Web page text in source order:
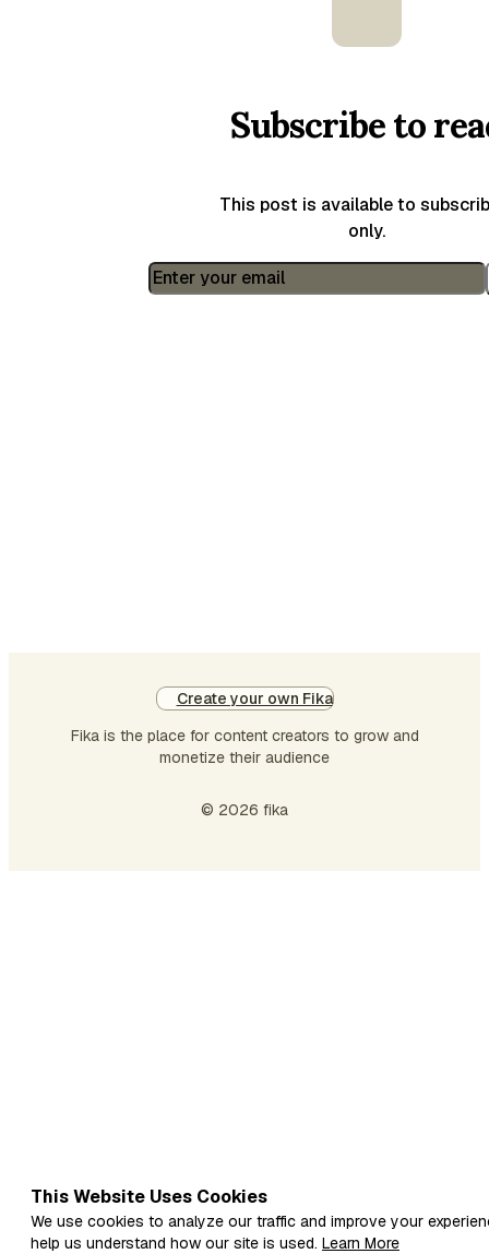
Begitu mereka tiba di depan
hampir tidak memberikan waktu bagi
dari kunci otomatis seolah
menjadi gong pembuka bagi
Subscribe to
This post is available to
only.
Create your own Fika
Fika is the place for content creators to grow and
monetize their audience
© 2026 fika
This Website Uses Cookies
We use cookies to analyze our traffic and improve your
help us understand how our site is used. Learn More